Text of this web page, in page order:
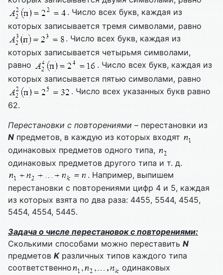
. Число всех букв, каждая из
которых записывается тремя символами, равно
. Число всех букв, каждая из
которых записывается четырьмя символами,
равно
. Число всех букв, каждая из
которых записывается пятью символами, равно
. Число всех указанных букв равно
62.
Перестановки с повторениями – перестановки из
N предметов, в каждую из которых входят
одинаковых предметов одного типа,
одинаковых предметов другого типа и т. д.
. Например, выпишем
перестановки с повторениями цифр 4 и 5, каждая
из которых взята по два раза: 4455, 5544, 4545,
5454, 4554, 5445.
Задача о числе перестановок с повторениями:
Сколькими способами можно переставить N
предметов Kразличных типов каждого типа
соответственно
одинаковых